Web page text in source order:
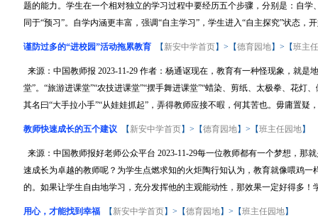
题的能力。学生在一个相对独立的学习过程中要经历五个步骤，分别是：自
同于“预习”。自学内涵更丰富，强调“自主学习”，学生进入“自主探究”状态，
谨防过多的“进校园”活动拖累教育 【 新安中学首页】>【德育园地】>【班主
来源：中国教师报 2023-11-29 作者：杨通讴现在，教育有一种怪现象，就
堂”。“旅游进课堂”“农技进课堂”“摆手舞进课堂”“蜡染、剪纸、太极拳、花
其名曰“大手拉小手”“从娃娃抓起”，弄得教师应接不暇，何其苦也。毋庸置疑
教师快速成长的五个建议 【 新安中学首页】>【德育园地】>【班主任园地】
来源：中国教师报好老师公众平台 2023-11-29每一位教师都有一个梦想，那
速成长为卓越的教师呢？为学生点燃求知的火炬陶行知认为，教育就像喂鸡
的。如果让学生自由地学习，充分发挥他的主观能动性，那效果一定好得多！
用心，才能找到幸福 【 新安中学首页】>【德育园地】>【班主任园地】